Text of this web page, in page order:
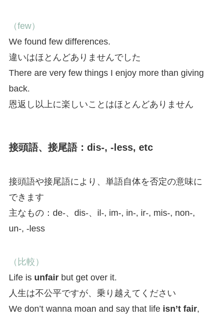
（few）
We found few differences.
違いはほとんどありませんでした
There are very few things I enjoy more than giving
back.
恩返し以上に楽しいことはほとんどありません
接頭語、接尾語：dis-, -less, etc
接頭語や接尾語により、単語自体を否定の意味に
できます
主なもの：de-、dis-、il-, im-, in-, ir-, mis-, non-,
un-, -less
（比較）
Life is unfairbut get over it.
人生は不公平ですが、乗り越えてください
We don’t wanna moan and say that life isn’t fair,